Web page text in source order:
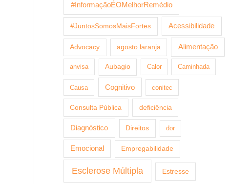
#InformaçãoÉOMelhorRemédio
#JuntosSomosMaisFortes Acessibilidade
Advocacy agosto laranja Alimentação
anvisa Aubagio Calor Caminhada
Causa Cognitivo conitec
Consulta Pública deficiência
Diagnóstico Direitos dor
Emocional Empregabilidade
Esclerose Múltipla Estresse